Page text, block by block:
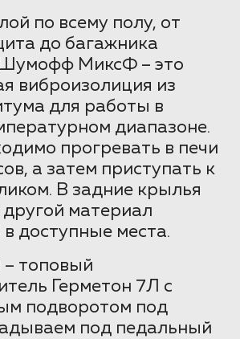
по всему полу, от
до багажника
Шумофф МиксФ – это
виброизолиция из
для работы в
диапазоне.
прогревать в печи
а затем приступать к
В задние крылья
материал
доступные места.
– топовый
Герметон 7Л с
подворотом под
под педальный